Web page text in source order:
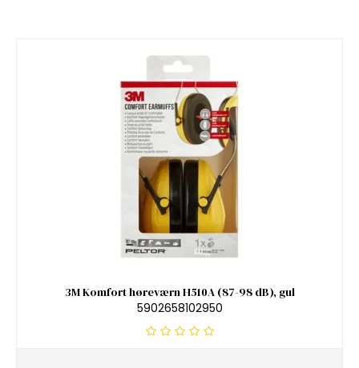
3M Komfort høreværn H510A (87-98 dB), gul
5902658102950